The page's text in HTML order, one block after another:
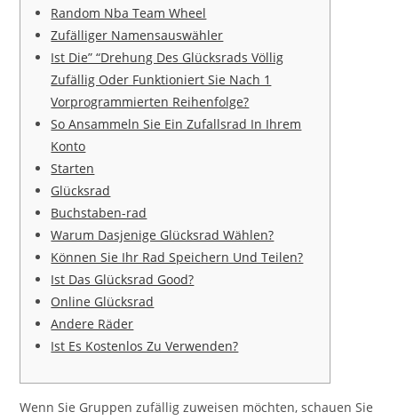
Random Nba Team Wheel
Zufälliger Namensauswähler
Ist Die” “Drehung Des Glücksrads Völlig
Zufällig Oder Funktioniert Sie Nach 1
Vorprogrammierten Reihenfolge?
So Ansammeln Sie Ein Zufallsrad In Ihrem
Konto
Starten
Glücksrad
Buchstaben-rad
Warum Dasjenige Glücksrad Wählen?
Können Sie Ihr Rad Speichern Und Teilen?
Ist Das Glücksrad Good?
Online Glücksrad
Andere Räder
Ist Es Kostenlos Zu Verwenden?
Wenn Sie Gruppen zufällig zuweisen möchten, schauen Sie